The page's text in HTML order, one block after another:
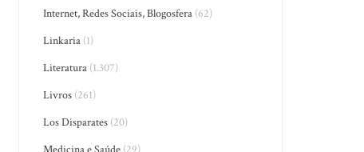
Internet, Redes Sociais, Blogosfera (62)
Linkaria (1)
Literatura (1.307)
Livros (261)
Los Disparates (20)